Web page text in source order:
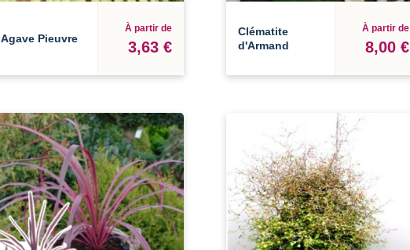
Agave Pieuvre
À partir de
3,63 €
Clématite
d'Armand
À partir de
8,00 €